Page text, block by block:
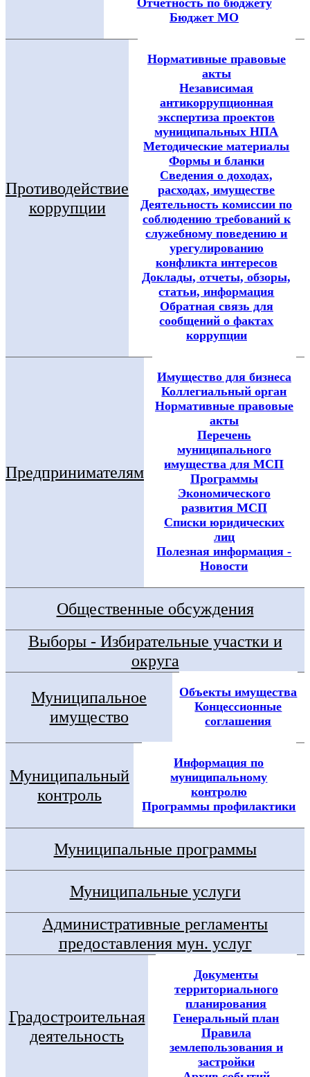
Бюджет МО
Противодействие
коррупции
Нормативные правовые
акты
Независимая
антикоррупционная
экспертиза проектов
муниципальных НПА
Методические материалы
Формы и бланки
Сведения о доходах,
расходах, имуществе
Деятельность комиссии по
соблюдению требований к
служебному поведению и
урегулированию
конфликта интересов
Доклады, отчеты, обзоры,
статьи, информация
Обратная связь для
сообщений о фактах
коррупции
Предпринимателям
Имущество для бизнеса
Коллегиальный орган
Нормативные правовые
акты
Перечень
муниципального
имущества для МСП
Программы
Экономического
развития МСП
Списки юридических
лиц
Полезная информация -
Новости
Общественные обсуждения
Выборы - Избирательные участки и
округа
Муниципальное
имущество
Объекты имущества
Концессионные
соглашения
Муниципальный
контроль
Информация по
муниципальному
контролю
Программы профилактики
Муниципальные программы
Муниципальные услуги
Административные регламенты
предоставления мун. услуг
Градостроительная
деятельность
Документы
территориального
планирования
Генеральный план
Правила
землепользования и
застройки